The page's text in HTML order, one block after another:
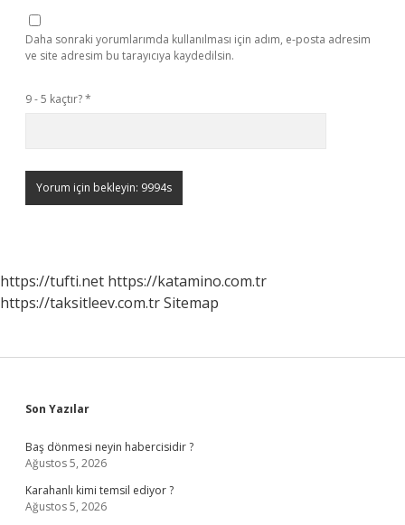
Daha sonraki yorumlarımda kullanılması için adım, e-posta adresim
ve site adresim bu tarayıcıya kaydedilsin.
9 - 5 kaçtır?*
https://tufti.net https://katamino.com.tr
https://taksitleev.com.trSitemap
Sidebar
Son Yazılar
Baş dönmesi neyin habercisidir ?
Ağustos 5, 2026
Karahanlı kimi temsil ediyor ?
Ağustos 5, 2026